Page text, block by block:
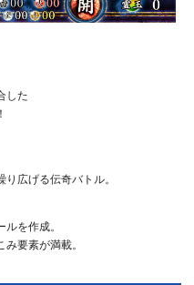
した
広げる伝奇バトル。
を作成。
要素が満載。